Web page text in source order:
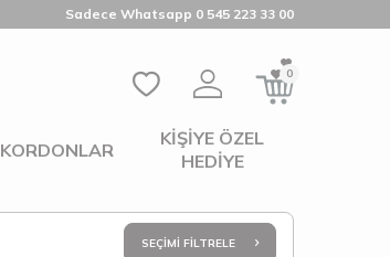
Sadece Whatsapp 0 545 223 33 00
0
KORDONLAR
KIŞIYE ÖZEL
HEDIYE
SEÇIMI FILTRELE